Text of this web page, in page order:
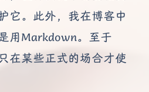
它。此外，我在博客中
用Markdown。至于
在某些正式的场合才使